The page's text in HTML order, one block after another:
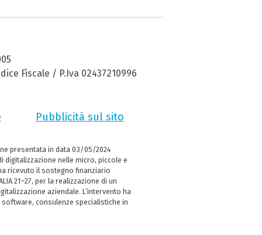
Fiscale / P.Iva 02437210996
Pubblicità sul sito
presentata in data 03/05/2024
digitalizzazione nelle micro, piccole e
ricevuto il sostegno finanziario
21–27, per la realizzazione di un
aziendale. L’intervento ha
consulenze specialistiche in